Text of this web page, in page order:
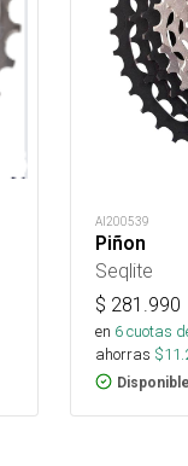
AI200539
Piñon
Seqlite
$ 281.990
en 6cuotas
ahorras $
Disponible